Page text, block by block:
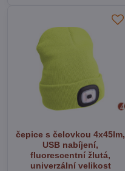
čepice s čelovkou 4x45lm,
USB nabíjení,
fluorescentní žlutá,
univerzální velikost